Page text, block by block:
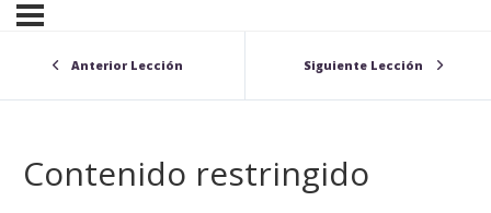
Anterior Lección Siguiente Lección
Contenido restringido